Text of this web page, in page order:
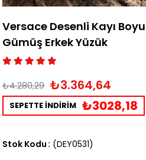
Versace Desenli Kayı
Gümüş Erkek Yüzük
₺4.280,29 ₺3.364,64
SEPETTE İNDİRİM ₺3028,18
Stok Kodu (DEY0531)